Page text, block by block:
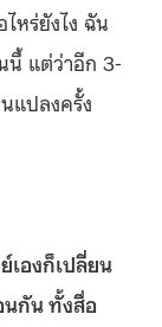
หร่ยังไง ฉัน
นี้ แต่ว่าอีก 3-
แปลงครั้ง
เองก็เปลี่ยน
นกัน ทั้งสื่อ